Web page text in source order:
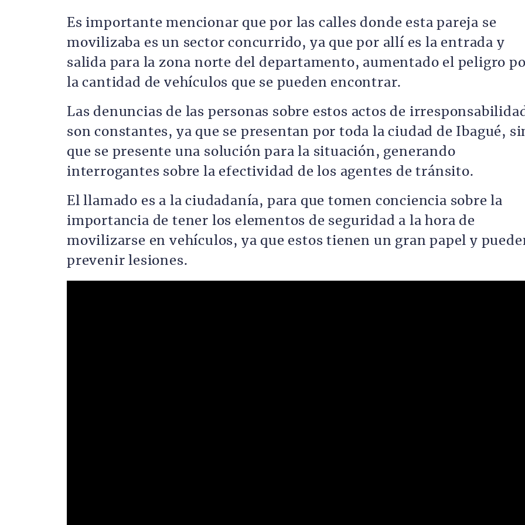
Es importante mencionar que por las calles donde esta pareja se
movilizaba es un sector concurrido, ya que por allí es la entrada y
salida para la zona norte del departamento, aumentado el peligro
la cantidad de vehículos que se pueden encontrar.
Las denuncias de las personas sobre estos actos de irresponsabilidad
son constantes, ya que se presentan por toda la ciudad de Ibagué,
que se presente una solución para la situación, generando
interrogantes sobre la efectividad de los agentes de tránsito.
El llamado es a la ciudadanía, para que tomen conciencia sobre la
importancia de tener los elementos de seguridad a la hora de
movilizarse en vehículos, ya que estos tienen un gran papel y
prevenir lesiones.